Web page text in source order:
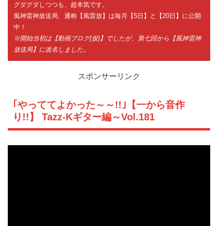
グダグダしつつも、超本気です。
風神雷神放送局、通称【風雷放】は毎月【5日】と【20日】に公開
中！
※開始当初は【動画ブログ(仮)】でしたが、第七回から【風神雷神
放送局】に改名しました。
スポンサーリンク
｢やっててよかった～～!!｣【一から音作
り!!】 Tazz-Kギター編～Vol.181